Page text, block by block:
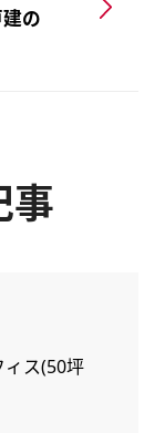
の
事
ス(50坪